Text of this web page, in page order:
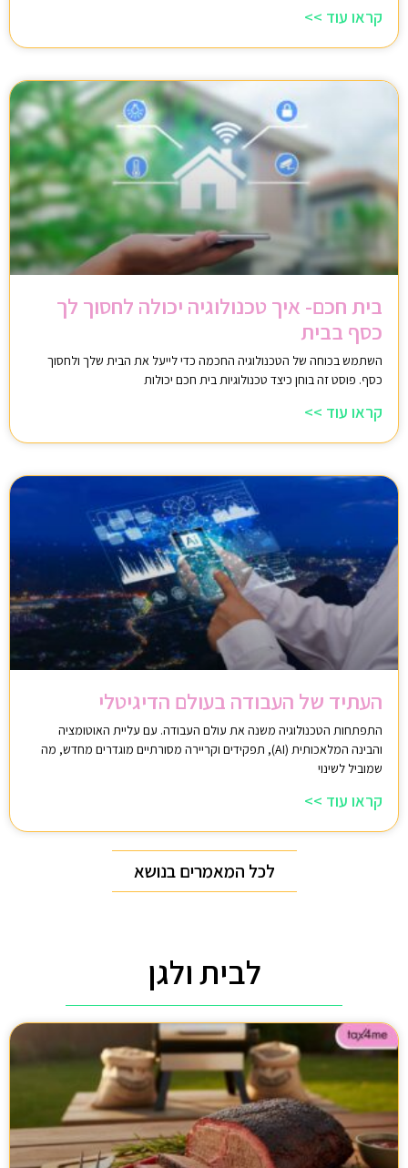
קראו עוד >>
בית חכם- איך טכנולוגיה יכולה לחסוך לך
כסף בבית
השתמש בכוחה של הטכנולוגיה החכמה כדי לייעל את הבית שלך ולחסוך
כסף. פוסט זה בוחן כיצד טכנולוגיות בית חכם יכולות
קראו עוד >>
העתיד של העבודה בעולם הדיגיטלי
התפתחות הטכנולוגיה משנה את עולם העבודה. עם עליית האוטומציה
והבינה המלאכותית (AI), תפקידים וקריירה מסורתיים מוגדרים מחדש, מה
שמוביל לשינוי
קראו עוד >>
לכל המאמרים בנושא
לבית ולגן